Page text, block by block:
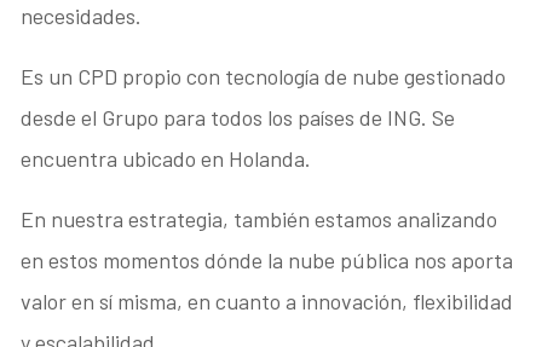
necesidades.
Es un CPD propio con tecnología de nube gestionado
desde el Grupo para todos los países de ING. Se
encuentra ubicado en Holanda.
En nuestra estrategia, también estamos analizando
en estos momentos dónde la nube pública nos aporta
valor en sí misma, en cuanto a innovación, flexibilidad